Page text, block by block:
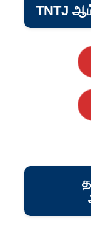
TNTJ